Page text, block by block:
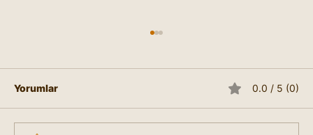
Yorumlar 0.0 / 5 (0)